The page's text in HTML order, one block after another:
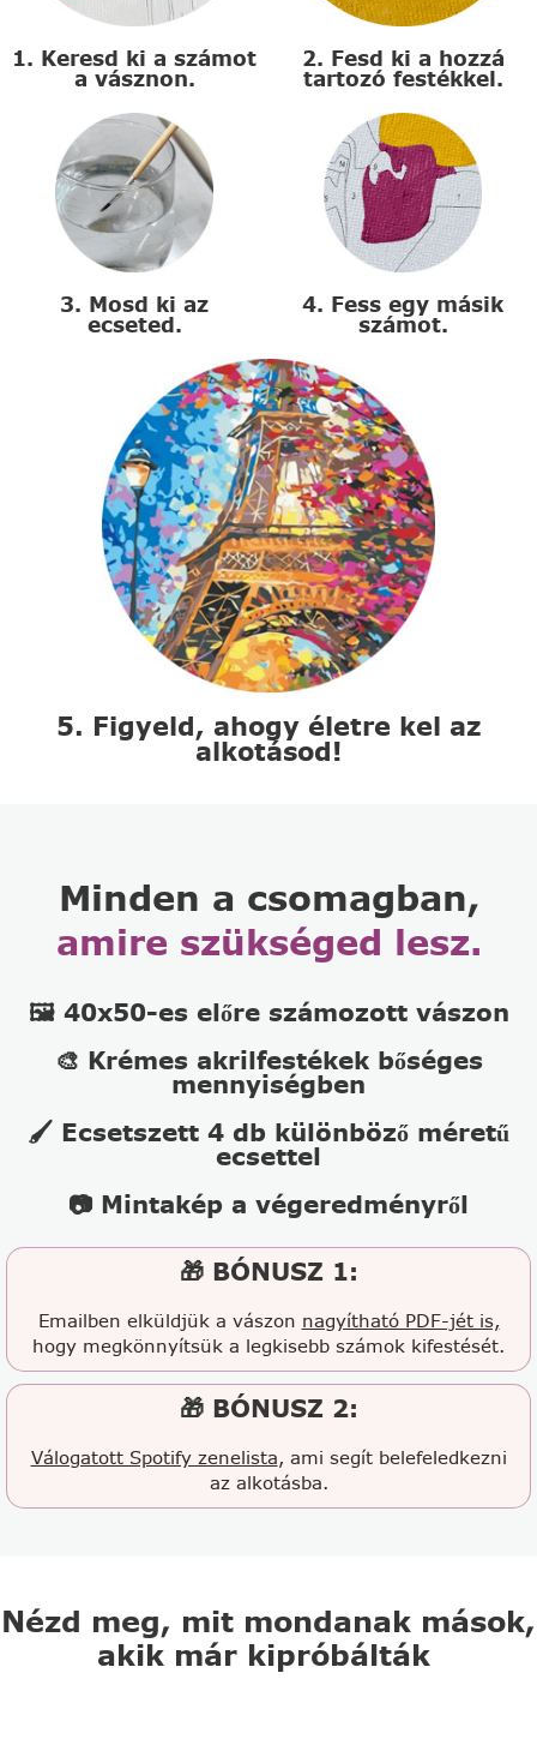
1. Keresd ki a számot
a vásznon.
2. Fesd ki a hozzá
tartozó festékkel.
3. Mosd ki az
ecseted.
4. Fess egy másik
számot.
5. Figyeld, ahogy életre kel az
alkotásod!
Minden a csomagban,
amire szükséged lesz.
🖼️ 40x50-es előre számozott vászon
🎨 Krémes akrilfestékek bőséges
mennyiségben
🖌️ Ecsetszett 4 db különböző méretű
ecsettel
📷 Mintakép a végeredményről
🎁 BÓNUSZ 1:
Emailben elküldjük a vászon nagyítható PDF-jét is,
hogy megkönnyítsük a legkisebb számok kifestését.
🎁 BÓNUSZ 2:
Válogatott Spotify zenelista, ami segít belefeledkezni
az alkotásba.
Nézd meg, mit mondanak mások,
akik már kipróbálták